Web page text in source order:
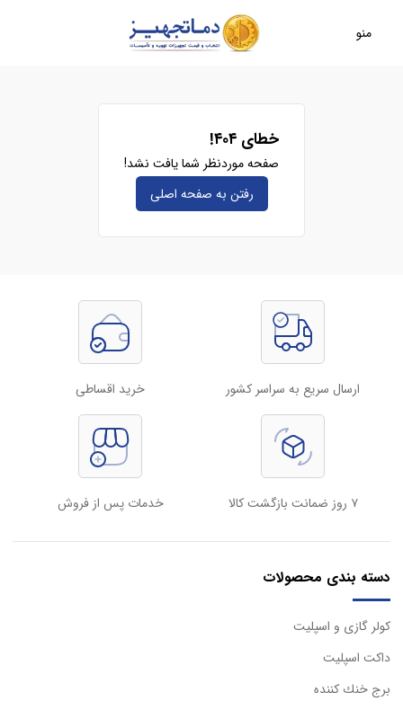
منو
خطای ۴۰۴!
صفحه موردنظر شما یافت نشد!
رفتن به صفحه‌ اصلی
ارسال سریع به سراسر کشور خرید اقساطی
۷ روز ضمانت بازگشت کالا خدمات پس از فروش
دسته بندی محصولات
كولر گازی و اسپليت
داكت اسپليت
برج خنك كننده